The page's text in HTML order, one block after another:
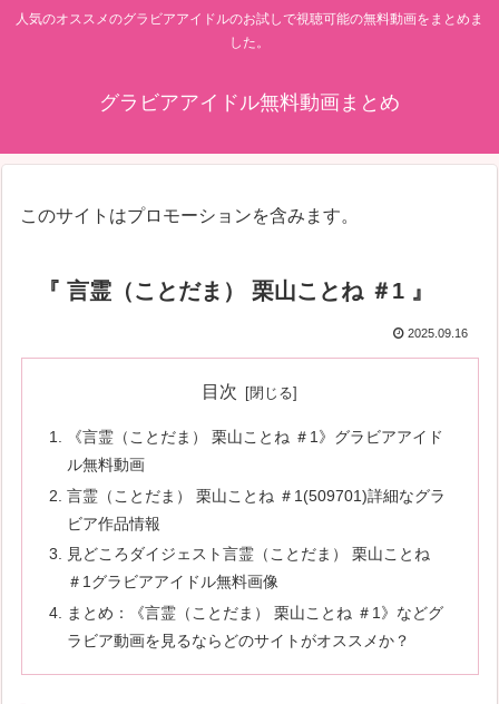
人気のオススメのグラビアアイドルのお試しで視聴可能の無料動画をまとめま
した。
グラビアアイドル無料動画まとめ
このサイトはプロモーションを含みます。
『 言霊（ことだま） 栗山ことね ＃1 』
2025.09.16
目次
《言霊（ことだま） 栗山ことね ＃1》グラビアアイド
ル無料動画
言霊（ことだま） 栗山ことね ＃1(509701)詳細なグラ
ビア作品情報
見どころダイジェスト言霊（ことだま） 栗山ことね
＃1グラビアアイドル無料画像
まとめ：《言霊（ことだま） 栗山ことね ＃1》などグ
ラビア動画を見るならどのサイトがオススメか？